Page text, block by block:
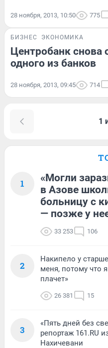
28 ноября, 2013, 10:50 775
БИЗНЕС ЭКОНОМИКА
Центробанк снова
одного из банков
28 ноября, 2013, 09:45 714
1
1
«Могли
в Азове
больницу с
— позже у
33 253 106
2
Накипело у
меня, потому что
плачет»
26 381 15
3
«Пять дней без
репортаж 161.RU
Нахичевани